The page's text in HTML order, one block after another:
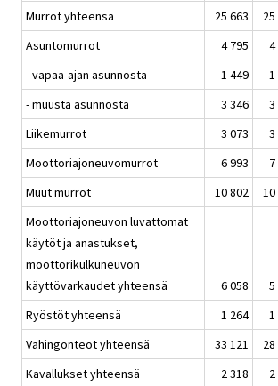
Murrot yhteensä
25 663
Asuntomurrot
4 795 4
- vapaa-ajan asunnosta
1 449 1
- muusta asunnosta
3 346 3
Liikemurrot
3 073 3
Moottoriajoneuvomurrot
6 993
Muut murrot
10 802 10
Moottoriajoneuvon luvattomat
käytöt ja anastukset,
moottorikulkuneuvon
käyttövarkaudet yhteensä
6 058 5
Ryöstöt yhteensä
1 264 1
Vahingonteot yhteensä
33 121
Kavallukset yhteensä
2 318